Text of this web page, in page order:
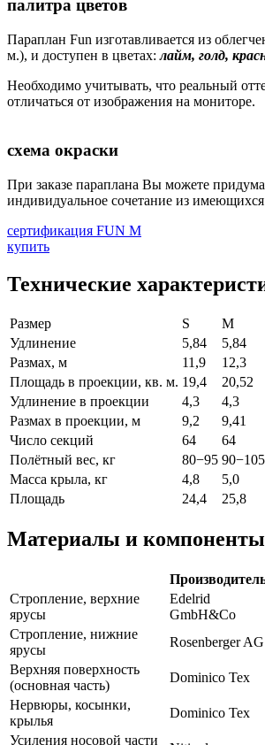
палитра цветов
Параплан Fun изготавливается из
м.), и доступен в цветах:лайм, голд,
Необходимо учитывать, что реальный
отличаться от изображения на мониторе.
схема окраски
При заказе параплана Вы можете
индивидуальное сочетание из
сертификация FUN M
купить
Технические
Размер S M
Удлинение
5,84 5,84
Размах, м
11,9 12,3
Площадь в проекции, кв. м. 19,4 20,52
Удлинение в проекции
4,3 4,3
Размах в проекции, м
9,2 9,41
Число секций
64 64
Полётный вес, кг
80−95 90−105
Масса крыла, кг
4,8 5,0
Площадь
24,4 25,8
Материалы и компоненты
Стропление, верхние
ярусы
Edelrid
GmbH&Co
Стропление, нижние
ярусы
Rosenberger AG
Верхняя поверхность
(основная часть)
Dominico Tex
Нервюры, косынки,
крылья
Dominico Tex
Усиления носовой части